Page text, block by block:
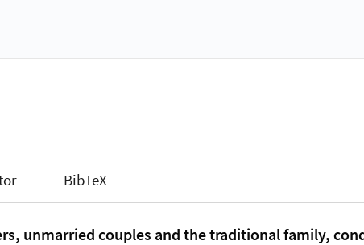
BibTeX
unmarried couples and the traditional family,